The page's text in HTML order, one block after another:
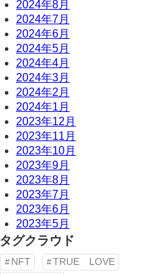
2024年8月
2024年7月
2024年6月
2024年5月
2024年4月
2024年3月
2024年2月
2024年1月
2023年12月
2023年11月
2023年10月
2023年9月
2023年8月
2023年7月
2023年6月
2023年5月
タグクラウド
NFT
TRUE LOVE